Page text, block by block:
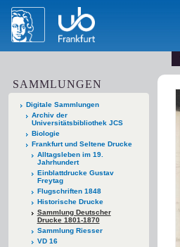
SAMMLUNGEN
Digitale Sammlungen
Archiv der
Universitätsbibliothek JCS
Biologie
Frankfurt und Seltene Drucke
Alltagsleben im 19.
Jahrhundert
Einblattdrucke Gustav
Freytag
Flugschriften 1848
Historische Drucke
Sammlung Deutscher
Drucke 1801-1870
Sammlung Riesser
VD 16